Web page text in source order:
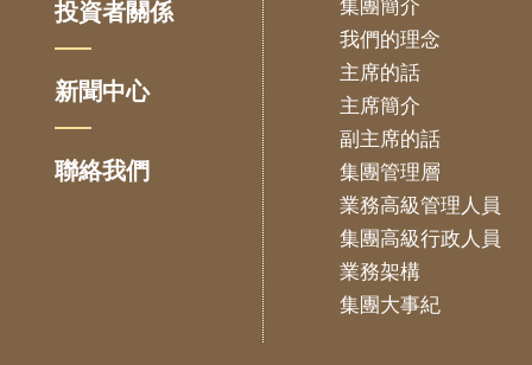
投資者關係
新聞中心
聯絡我們
集團簡介
我們的理念
主席的話
主席簡介
副主席的話
集團管理層
業務高級管理人員
集團高級行政人員
業務架構
集團大事紀